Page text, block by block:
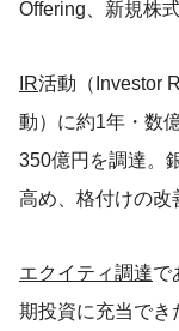
Offering、新規株
IR活動（Investor
動）に約1年・数
350億円を調達。
高め、格付けの改
エクイティ調達で
期投資に充当でき